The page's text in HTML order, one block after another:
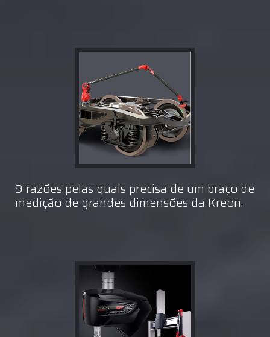
9 razões pelas quais precisa de um braço de
medição de grandes dimensões da Kreon.